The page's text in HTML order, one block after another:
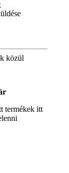
közül
termékek itt